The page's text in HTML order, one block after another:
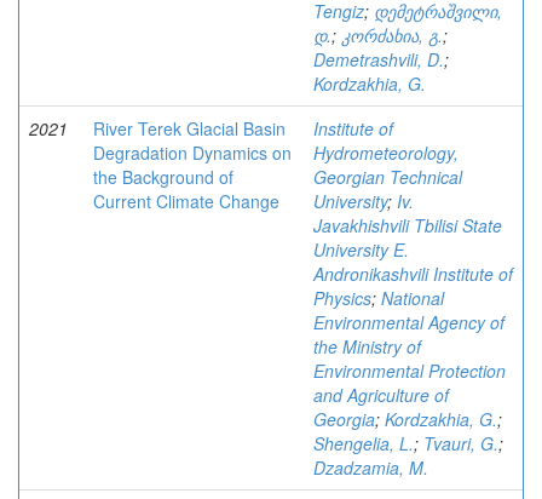
Tengiz; დემეტრაშვილი,
დ.; კორძახია, გ.;
Demetrashvili, D.;
Kordzakhia, G.
2021
River Terek Glacial Basin
Degradation Dynamics on
the Background of
Current Climate Change
Institute of
Hydrometeorology,
Georgian Technical
University; Iv.
Javakhishvili Tbilisi State
University E.
Andronikashvili Institute of
Physics; National
Environmental Agency of
the Ministry of
Environmental Protection
and Agriculture of
Georgia; Kordzakhia, G.;
Shengelia, L.; Tvauri, G.;
Dzadzamia, M.